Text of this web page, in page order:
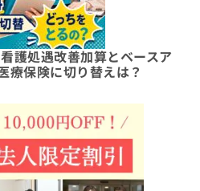
護処遇改善加算とベースア
療保険に切り替えは？